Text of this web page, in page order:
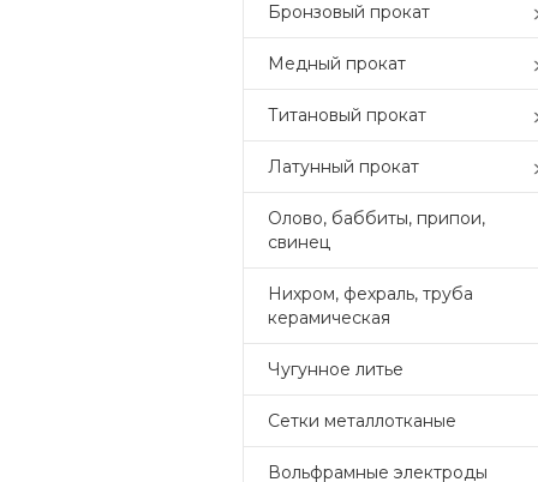
Бронзовый прокат
Медный прокат
Титановый прокат
Латунный прокат
Олово, баббиты, припои,
свинец
Нихром, фехраль, труба
керамическая
Чугунное литье
Сетки металлотканые
Вольфрамные электроды